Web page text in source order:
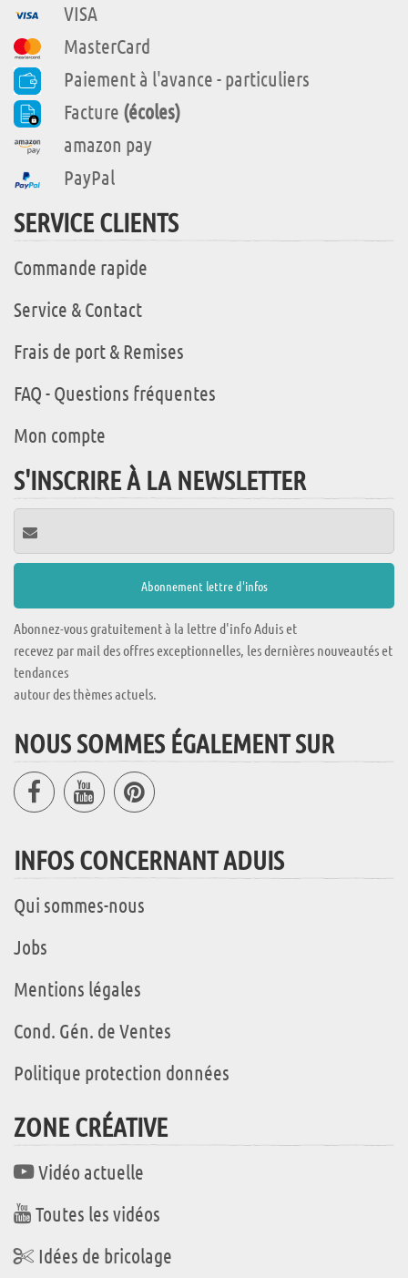
VISA
MasterCard
Paiement à l'avance - particuliers
Facture (écoles)
amazon pay
PayPal
SERVICE CLIENTS
Commande rapide
Service & Contact
Frais de port & Remises
FAQ - Questions fréquentes
Mon compte
S'INSCRIRE À LA NEWSLETTER
Abonnez-vous gratuitement à la lettre d'info Aduis et
recevez par mail des offres exceptionnelles, les dernières nouveautés et
tendances
autour des thèmes actuels.
NOUS SOMMES ÉGALEMENT SUR
INFOS CONCERNANT ADUIS
Qui sommes-nous
Jobs
Mentions légales
Cond. Gén. de Ventes
Politique protection données
ZONE CRÉATIVE
Vidéo actuelle
Toutes les vidéos
Idées de bricolage